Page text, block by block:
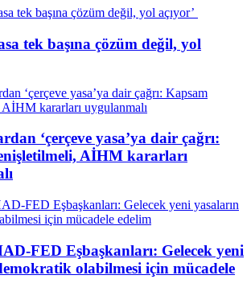
tek başına çözüm değil, yol
‘çerçeve yasa’ya dair çağrı:
AİHM kararları
FED Eşbaşkanları: Gelecek yeni
olabilmesi için mücadele